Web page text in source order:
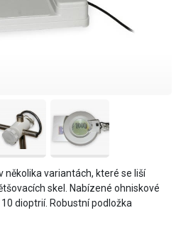
několika variantách, které se liší
skel. Nabízené ohniskové
dioptrií. Robustní podložka